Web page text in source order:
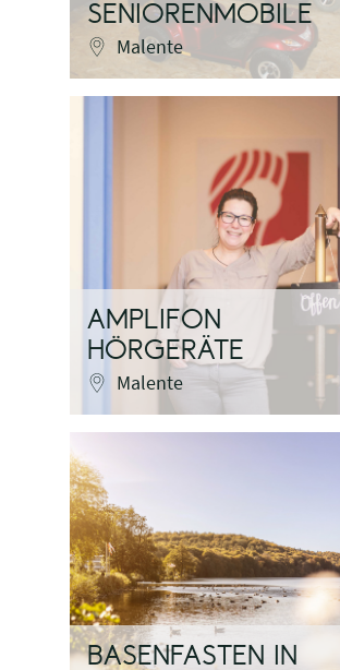
SENIORENMOBILE
Malente
AMPLIFON
HÖRGERÄTE
Malente
BASENFASTEN IN